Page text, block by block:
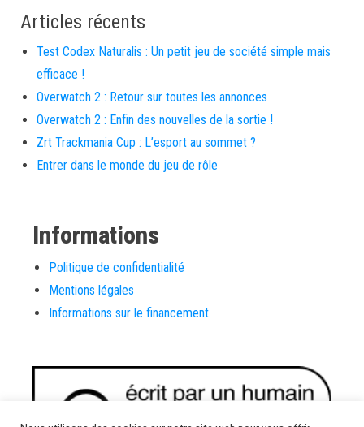
Articles récents
Test Codex Naturalis : Un petit jeu de société simple mais
efficace !
Overwatch 2 : Retour sur toutes les annonces
Overwatch 2 : Enfin des nouvelles de la sortie !
Zrt Trackmania Cup : L’esport au sommet ?
Entrer dans le monde du jeu de rôle
Informations
Politique de confidentialité
Mentions légales
Informations sur le financement